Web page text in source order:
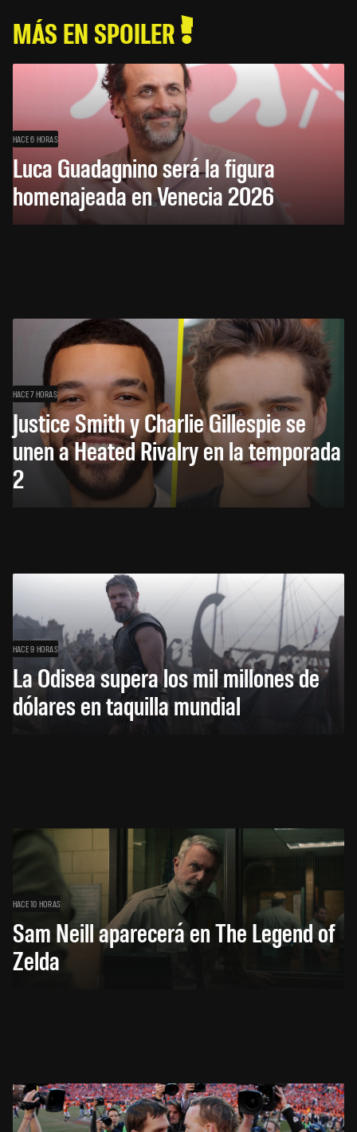
MÁS EN SPOILER
HACE 6 HORAS
Luca Guadagnino será la figura
homenajeada en Venecia 2026
HACE 7 HORAS
Justice Smith y Charlie Gillespie se
unen a Heated Rivalry en la temporada
2
HACE 9 HORAS
La Odisea supera los mil millones de
dólares en taquilla mundial
HACE 10 HORAS
Sam Neill aparecerá en The Legend of
Zelda